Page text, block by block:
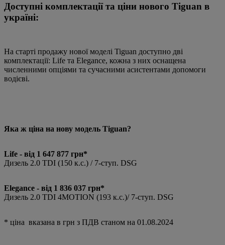
Доступні комплектації та ціни нового Tiguan в
україні:
На старті продажу нової моделі Tiguan доступно дві
комплектації: Life та Elegance, кожна з них оснащена
численними опціями та сучасними асистентами допомоги
водієві.
Яка ж ціна на нову модель Tiguan?
Life - від 1 647 877 грн*
Дизель 2.0 TDI (150 к.с.) / 7-ступ. DSG
Elegance - від 1 836 037 грн*
Дизель 2.0 TDI 4MOTION (193 к.с.)/ 7-ступ. DSG
* ціна вказана в грн з ПДВ станом на 01.08.2024